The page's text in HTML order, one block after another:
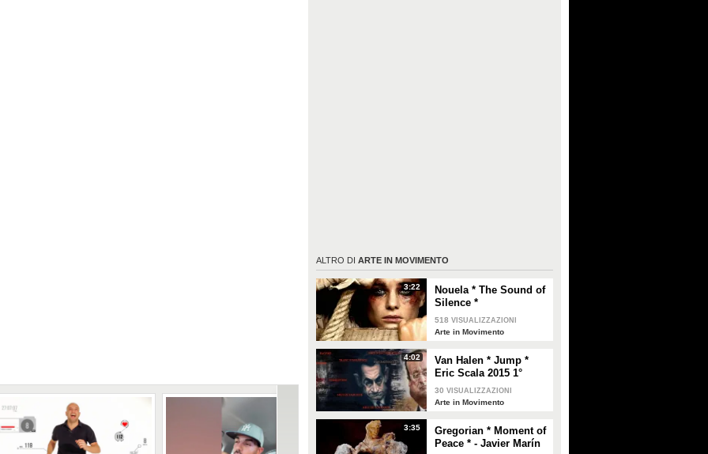
ALTRO DI ARTE IN MOVIMENTO
3:22
Nouela * The Sound of
Silence *
518 VISUALIZZAZIONI
Arte in Movimento
4:02
Van Halen * Jump *
Eric Scala 2015 1°
Parte
30 VISUALIZZAZIONI
Arte in Movimento
3:35
Gregorian * Moment of
Peace * - Javier Marín